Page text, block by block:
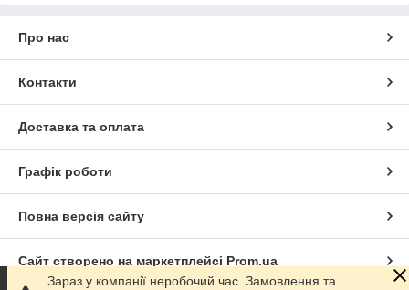
Про нас
Контакти
Доставка та оплата
Графік роботи
Повна версія сайту
Сайт створено на маркетплейсі Prom.ua
Зараз у компанії неробочий час. Замовлення та